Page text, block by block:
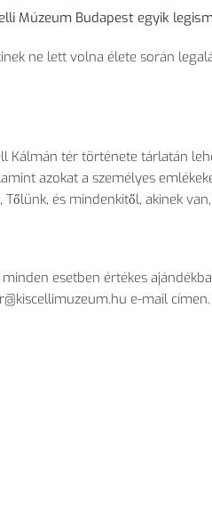
Múzeum Budapest egyik
ne lett volna élete során
Kálmán tér története tárlatán
azokat a személyes
és mindenkitől, akinek
esetben értékes
e-mail címen.